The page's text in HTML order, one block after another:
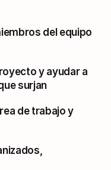
del equipo
y ayudar a
surjan
de trabajo y